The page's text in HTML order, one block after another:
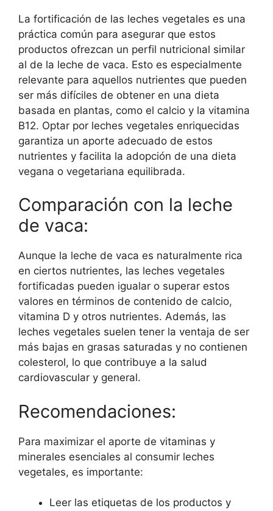
La fortificación de las leches vegetales es una
práctica común para asegurar que estos
productos ofrezcan un perfil nutricional similar
al de la leche de vaca. Esto es especialmente
relevante para aquellos nutrientes que pueden
ser más difíciles de obtener en una dieta
basada en plantas, como el calcio y la vitamina
B12. Optar por leches vegetales enriquecidas
garantiza un aporte adecuado de estos
nutrientes y facilita la adopción de una dieta
vegana o vegetariana equilibrada.
Comparación con la leche
de vaca:
Aunque la leche de vaca es naturalmente rica
en ciertos nutrientes, las leches vegetales
fortificadas pueden igualar o superar estos
valores en términos de contenido de calcio,
vitamina D y otros nutrientes. Además, las
leches vegetales suelen tener la ventaja de ser
más bajas en grasas saturadas y no contienen
colesterol, lo que contribuye a la salud
cardiovascular y general.
Recomendaciones:
Para maximizar el aporte de vitaminas y
minerales esenciales al consumir leches
vegetales, es importante:
Leer las etiquetas de los productos y